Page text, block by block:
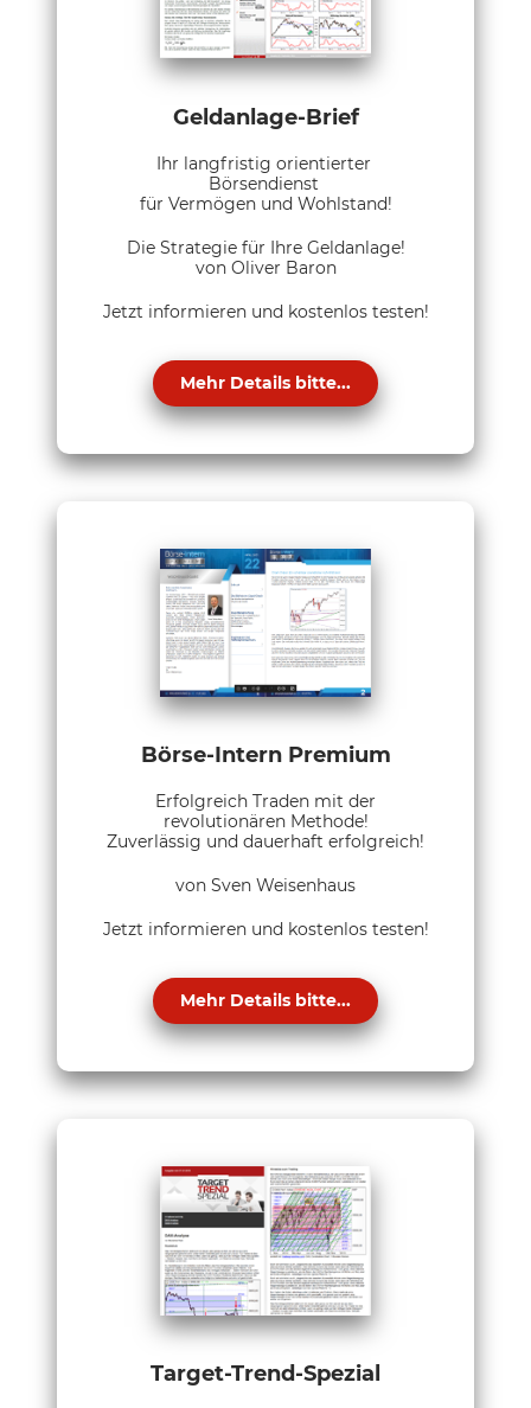
Geldanlage-Brief
Ihr langfristig orientierter
Börsendienst
für Vermögen und Wohlstand!
Die Strategie für Ihre Geldanlage!
von Oliver Baron
Jetzt informieren und kostenlos testen!
Mehr Details bitte...
Börse-Intern Premium
Erfolgreich Traden mit der
revolutionären Methode!
Zuverlässig und dauerhaft erfolgreich!
von Sven Weisenhaus
Jetzt informieren und kostenlos testen!
Mehr Details bitte...
Target-Trend-Spezial